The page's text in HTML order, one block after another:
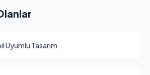
Uyumlu Tasarım